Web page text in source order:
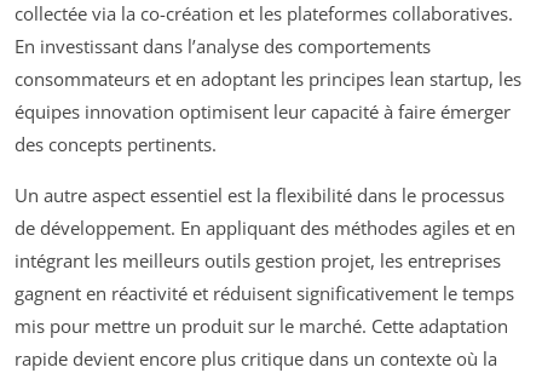
collectée via la co-création et les plateformes collaboratives.
En investissant dans l’analyse des comportements
consommateurs et en adoptant les principes lean startup, les
équipes innovation optimisent leur capacité à faire émerger
des concepts pertinents.
Un autre aspect essentiel est la flexibilité dans le processus
de développement. En appliquant des méthodes agiles et en
intégrant les meilleurs outils gestion projet, les entreprises
gagnent en réactivité et réduisent significativement le temps
mis pour mettre un produit sur le marché. Cette adaptation
rapide devient encore plus critique dans un contexte où la